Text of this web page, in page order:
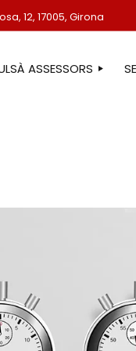
12, 17005, Girona
ASSESSORS